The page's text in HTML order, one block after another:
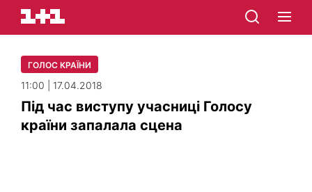
ГОЛОС КРАЇНИ
11:00 | 17.04.2018
Під час виступу учасниці Голосу
країни запалала сцена